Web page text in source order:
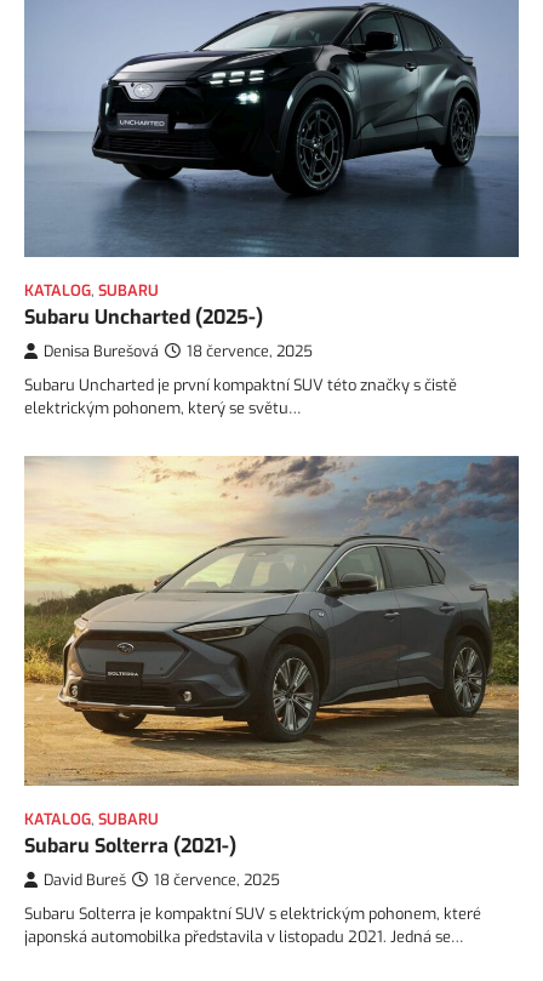
KATALOG, SUBARU
Subaru Uncharted (2025-)
Denisa Burešová
18 července, 2025
Subaru Uncharted je první kompaktní SUV této značky s čistě
elektrickým pohonem, který se světu…
KATALOG, SUBARU
Subaru Solterra (2021-)
David Bureš
18 července, 2025
Subaru Solterra je kompaktní SUV s elektrickým pohonem, které
japonská automobilka představila v listopadu 2021. Jedná se…